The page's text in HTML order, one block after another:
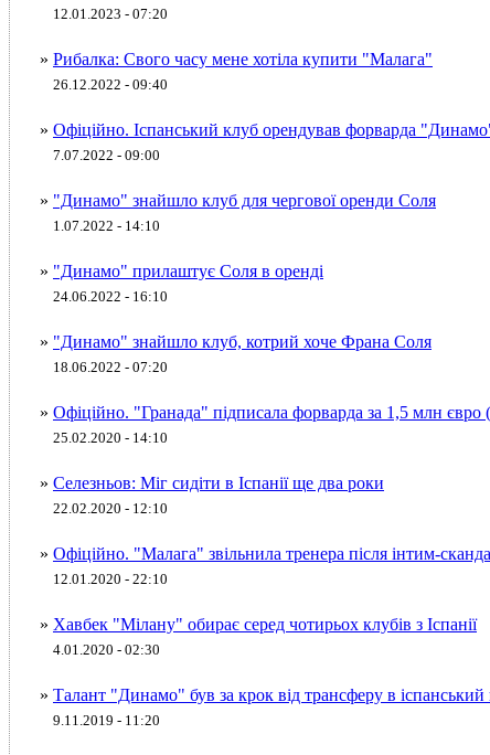
12.01.2023 - 07:20
» Рибалка: Свого часу мене хотіла купити "Малага"
26.12.2022 - 09:40
» Офіційно. Іспанський клуб орендував форварда
7.07.2022 - 09:00
» "Динамо" знайшло клуб для чергової оренди Соля
1.07.2022 - 14:10
» "Динамо" прилаштує Соля в оренді
24.06.2022 - 16:10
» "Динамо" знайшло клуб, котрий хоче Франа Соля
18.06.2022 - 07:20
» Офіційно. "Гранада" підписала форварда за 1,5 млн
25.02.2020 - 14:10
» Селезньов: Міг сидіти в Іспанії ще два роки
22.02.2020 - 12:10
» Офіційно. "Малага" звільнила тренера після інтим-
12.01.2020 - 22:10
» Хавбек "Мілану" обирає серед чотирьох клубів з Іспанії
4.01.2020 - 02:30
» Талант "Динамо" був за крок від трансферу в іспанський
9.11.2019 - 11:20